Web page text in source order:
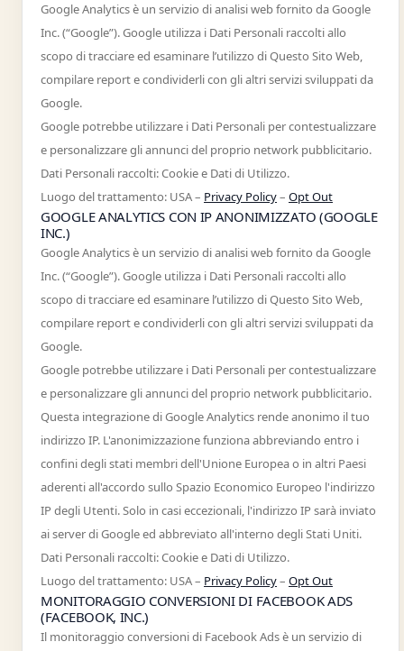
Google Analytics è un servizio di analisi web fornito da Google
Inc. (“Google”). Google utilizza i Dati Personali raccolti allo
scopo di tracciare ed esaminare l’utilizzo di Questo Sito Web,
compilare report e condividerli con gli altri servizi sviluppati da
Google.
Google potrebbe utilizzare i Dati Personali per contestualizzare
e personalizzare gli annunci del proprio network pubblicitario.
Dati Personali raccolti: Cookie e Dati di Utilizzo.
Luogo del trattamento: USA – Privacy Policy– Opt Out
GOOGLE ANALYTICS CON IP ANONIMIZZATO (GOOGLE
INC.)
Google Analytics è un servizio di analisi web fornito da Google
Inc. (“Google”). Google utilizza i Dati Personali raccolti allo
scopo di tracciare ed esaminare l’utilizzo di Questo Sito Web,
compilare report e condividerli con gli altri servizi sviluppati da
Google.
Google potrebbe utilizzare i Dati Personali per contestualizzare
e personalizzare gli annunci del proprio network pubblicitario.
Questa integrazione di Google Analytics rende anonimo il tuo
indirizzo IP. L'anonimizzazione funziona abbreviando entro i
confini degli stati membri dell'Unione Europea o in altri Paesi
aderenti all'accordo sullo Spazio Economico Europeo l'indirizzo
IP degli Utenti. Solo in casi eccezionali, l'indirizzo IP sarà inviato
ai server di Google ed abbreviato all'interno degli Stati Uniti.
Dati Personali raccolti: Cookie e Dati di Utilizzo.
Luogo del trattamento: USA – Privacy Policy– Opt Out
MONITORAGGIO CONVERSIONI DI FACEBOOK ADS
(FACEBOOK, INC.)
Il monitoraggio conversioni di Facebook Ads è un servizio di